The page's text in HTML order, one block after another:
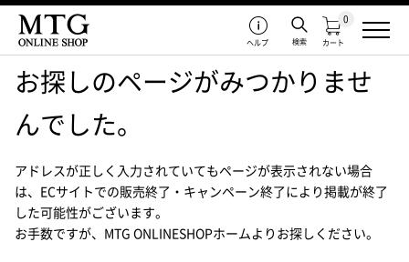
カート
0
検索
ヘルプ
お探しのページがみつかりませ
んでした。
アドレスが正しく入力されていてもページが表示されない場合
は、
ECサイトでの販売終了・キャンペーン終了により掲載が終了
した可能性がございます。
お手数ですが、MTG ONLINESHOPホームよりお探しください。